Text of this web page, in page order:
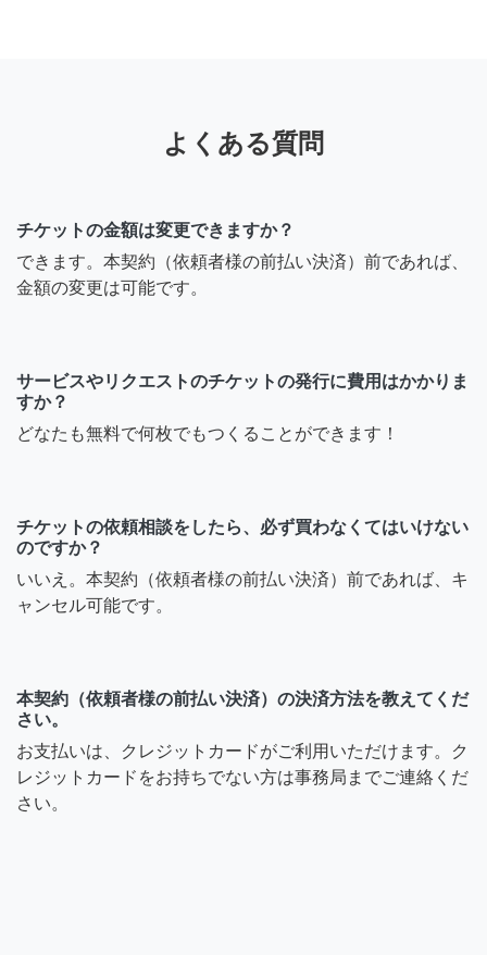
よくある質問
チケットの金額は変更できますか？
できます。本契約（依頼者様の前払い決済）前であれば、
金額の変更は可能です。
サービスやリクエストのチケットの発行に費用はかかりま
すか？
どなたも無料で何枚でもつくることができます！
チケットの依頼相談をしたら、必ず買わなくてはいけない
のですか？
いいえ。本契約（依頼者様の前払い決済）前であれば、キ
ャンセル可能です。
本契約（依頼者様の前払い決済）の決済方法を教えてくだ
さい。
お支払いは、クレジットカードがご利用いただけます。ク
レジットカードをお持ちでない方は事務局までご連絡くだ
さい。